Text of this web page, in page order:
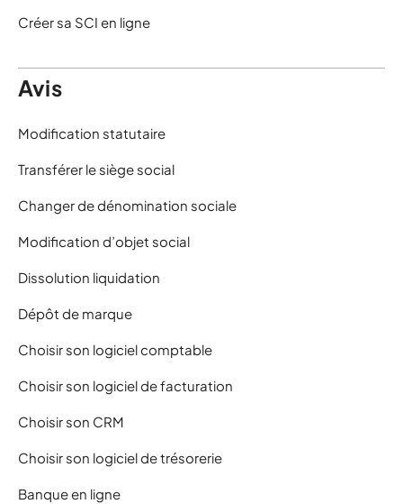
Créer sa SCI en ligne
Avis
Modification statutaire
Transférer le siège social
Changer de dénomination sociale
Modification d’objet social
Dissolution liquidation
Dépôt de marque
Choisir son logiciel comptable
Choisir son logiciel de facturation
Choisir son CRM
Choisir son logiciel de trésorerie
Banque en ligne